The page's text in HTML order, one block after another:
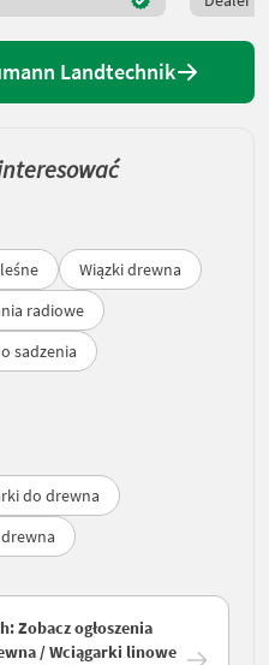
Landtechnik
Wiązki drewna
radiowe
sadzenia
do drewna
Zobacz ogłoszenia
/ Wciągarki linowe